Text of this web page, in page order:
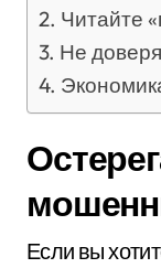
Читайте
Не
Если вы